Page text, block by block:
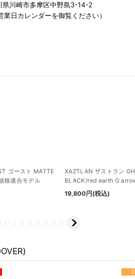
川崎市多摩区中野島3-14-2
日カレンダーを御覧ください）
ゴースト MATTE
格適合モデル
XAZTLAN ザストラン
BLACK/red earth G
19,800 円 (税込)
2